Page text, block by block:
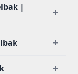
|
+
+
+